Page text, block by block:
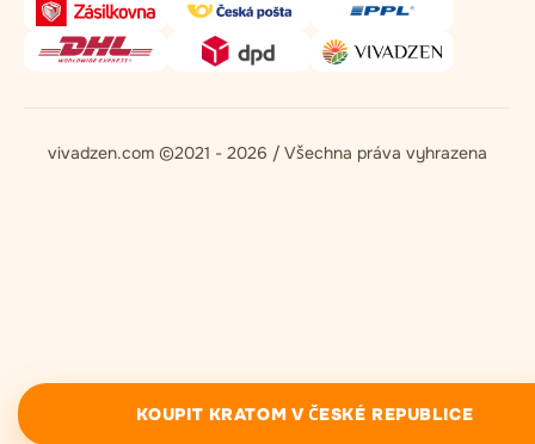
vivadzen.com ©2021 - 2026 / Všechna práva vyhrazena
KOUPIT KRATOM V ČESKÉ REPUBLICE